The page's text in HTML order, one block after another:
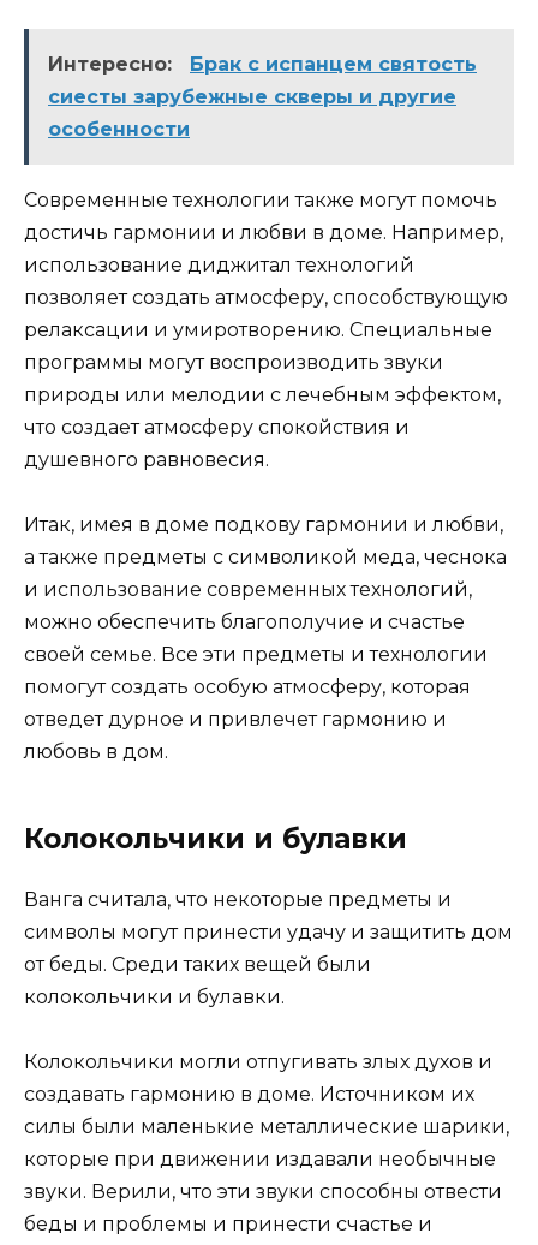
Интересно:
Брак с испанцем святость
сиесты зарубежные скверы и другие
особенности
Современные технологии также могут помочь
достичь гармонии и любви в доме. Например,
использование диджитал технологий
позволяет создать атмосферу, способствующую
релаксации и умиротворению. Специальные
программы могут воспроизводить звуки
природы или мелодии с лечебным эффектом,
что создает атмосферу спокойствия и
душевного равновесия.
Итак, имея в доме подкову гармонии и любви,
а также предметы с символикой меда, чеснока
и использование современных технологий,
можно обеспечить благополучие и счастье
своей семье. Все эти предметы и технологии
помогут создать особую атмосферу, которая
отведет дурное и привлечет гармонию и
любовь в дом.
Колокольчики и булавки
Ванга считала, что некоторые предметы и
символы могут принести удачу и защитить дом
от беды. Среди таких вещей были
колокольчики и булавки.
Колокольчики могли отпугивать злых духов и
создавать гармонию в доме. Источником их
силы были маленькие металлические шарики,
которые при движении издавали необычные
звуки. Верили, что эти звуки способны отвести
беды и проблемы и принести счастье и